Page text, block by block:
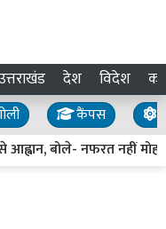
देश विदेश
कैंपस
आह्वान, बोले- नफरत नहीं